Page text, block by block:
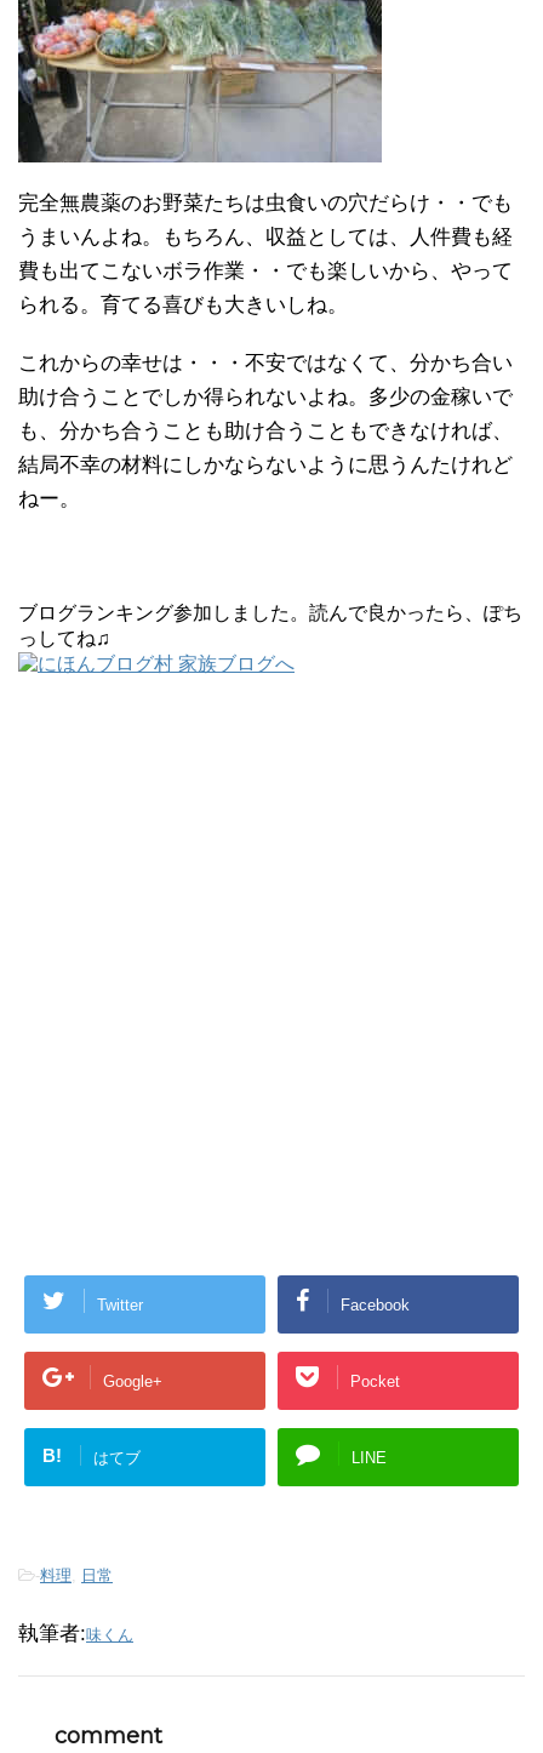
完全無農薬のお野菜たちは虫食いの穴だらけ・・でも
うまいんよね。もちろん、収益としては、人件費も経
費も出てこないボラ作業・・でも楽しいから、やって
られる。育てる喜びも大きいしね。
これからの幸せは・・・不安ではなくて、分かち合い
助け合うことでしか得られないよね。多少の金稼いで
も、分かち合うことも助け合うこともできなければ、
結局不幸の材料にしかならないように思うんたけれど
ねー。
ブログランキング参加しました。読んで良かったら、ぽち
っしてね♫
Twitter Facebook
Google+ Pocket
B! はてブ LINE
-料理, 日常
執筆者:味くん
comment